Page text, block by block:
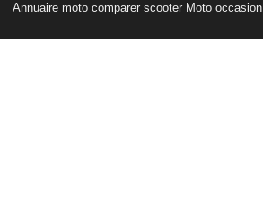
Annuaire moto comparer scooter Moto occasion